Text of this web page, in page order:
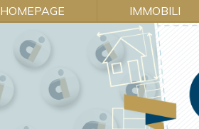
HOMEPAGE IMMOBILI